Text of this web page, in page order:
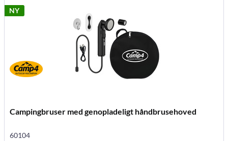
NY
Campingbruser med genopladeligt håndbrusehoved
60104